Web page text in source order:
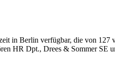
in Berlin verfügbar, die von
HR Dpt., Drees & Sommer SE